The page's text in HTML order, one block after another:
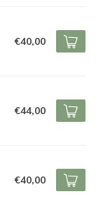
€40,00
€44,00
€40,00